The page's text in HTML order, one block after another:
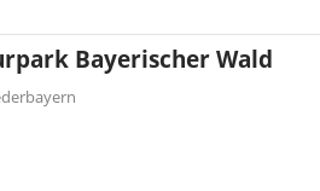
Bayerischer Wald